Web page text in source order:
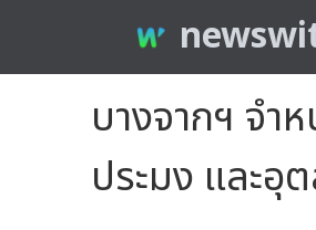
บางจากฯ จำ
ประมง และอุ